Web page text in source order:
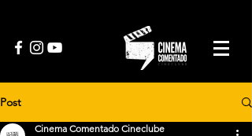
Post
Cinema Comentado Cineclube